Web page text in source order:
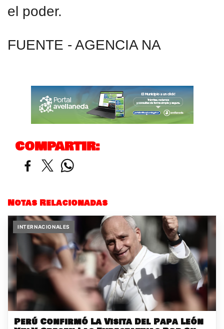
el poder.
FUENTE - AGENCIA NA
COMPARTIR:
Notas Relacionadas
INTERNACIONALES
Perú Confirmó La Visita Del Papa León